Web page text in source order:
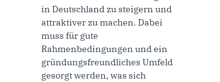
in Deutschland zu steigern und
attraktiver zu machen. Dabei
muss für gute
Rahmenbedingungen und ein
gründungsfreundliches Umfeld
gesorgt werden, was sich